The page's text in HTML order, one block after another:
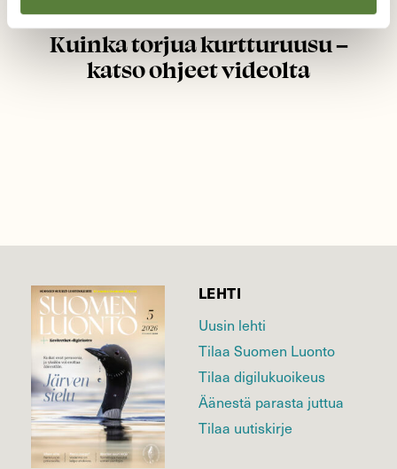
LUONNONSUOJELU
Kuinka torjua kurtturuusu –
katso ohjeet videolta
LEHTI
Uusin lehti
Tilaa Suomen Luonto
Tilaa digilukuoikeus
Äänestä parasta juttua
Tilaa uutiskirje